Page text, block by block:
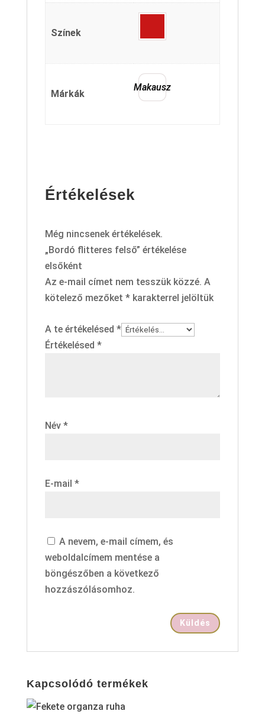
Színek
Márkák
Makausz
Értékelések
Még nincsenek értékelések.
„Bordó flitteres felső” értékelése
elsőként
Az e-mail címet nem tesszük közzé. A
kötelező mezőket *karakterrel jelöltük
A te értékelésed *
Értékelésed *
Név *
E-mail *
A nevem, e-mail címem, és
weboldalcímem mentése a
böngészőben a következő
hozzászólásomhoz.
Kapcsolódó termékek